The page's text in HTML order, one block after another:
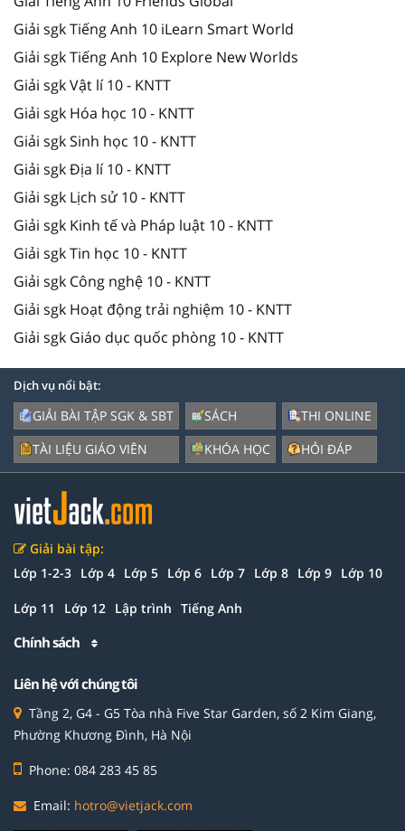
Giải sgk Tiếng Anh 10 iLearn Smart World
Giải sgk Tiếng Anh 10 Explore New Worlds
Giải sgk Vật lí 10 - KNTT
Giải sgk Hóa học 10 - KNTT
Giải sgk Sinh học 10 - KNTT
Giải sgk Địa lí 10 - KNTT
Giải sgk Lịch sử 10 - KNTT
Giải sgk Kinh tế và Pháp luật 10 - KNTT
Giải sgk Tin học 10 - KNTT
Giải sgk Công nghệ 10 - KNTT
Giải sgk Hoạt động trải nghiệm 10 - KNTT
Giải sgk Giáo dục quốc phòng 10 - KNTT
Dịch vụ nổi bật:
GIẢI BÀI TẬP SGK & SBT
TÀI LIỆU GIÁO VIÊN
SÁCH
KHÓA HỌC
THI ONLINE
HỎI ĐÁP
Giải bài tập:
Lớp 1-2-3 Lớp 4 Lớp 5 Lớp 6 Lớp 7 Lớp 8 Lớp 9 Lớp 10
Lớp 11 Lớp 12 Lập trình Tiếng Anh
Chính sách
Liên hệ với chúng tôi
Tầng 2, G4 - G5 Tòa nhà Five Star Garden, số 2 Kim Giang,
Phường Khương Đình, Hà Nội
Phone: 084 283 45 85
Email: hotro@vietjack.com